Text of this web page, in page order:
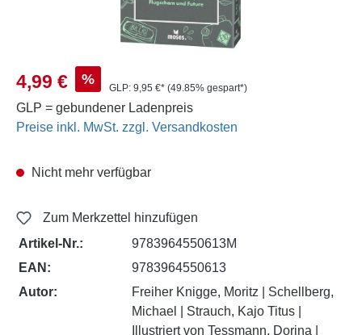
Verkaufspreis:
4,99 € %
GLP: 9,95 €* (49.85% gespart*)
GLP = gebundener Ladenpreis
Preise inkl. MwSt. zzgl. Versandkosten
Nicht mehr verfügbar
Zum Merkzettel hinzufügen
Artikel-Nr.:
9783964550613M
EAN:
9783964550613
Autor:
Freiher Knigge, Moritz | Schellberg,
Michael | Strauch, Kajo Titus |
Illustriert von Tessmann, Dorina |